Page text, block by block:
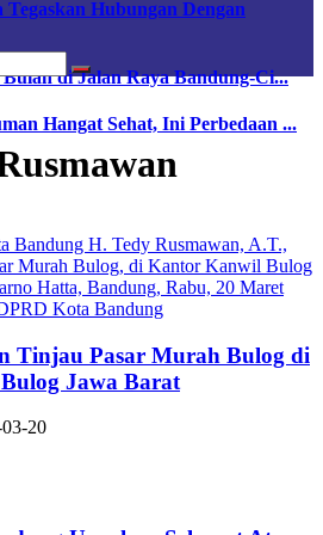
Hubungan Dengan
di Jalan Raya Bandung-Ci...
Hangat Sehat, Ini Perbedaan ...
Tinjau Pasar Murah Bulog di
Jawa Barat
20